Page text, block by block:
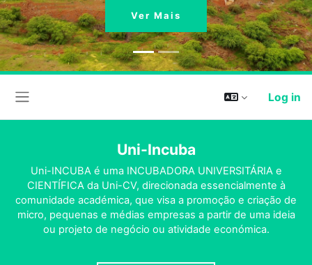
Ver Mais
Log in
Uni-Incuba
Uni-INCUBA é uma INCUBADORA UNIVERSITÁRIA e
CIENTÍFICA da Uni-CV, direcionada essencialmente à
comunidade académica, que visa a promoção e criação de
micro, pequenas e médias empresas a partir de uma ideia
ou projeto de negócio ou atividade económica.